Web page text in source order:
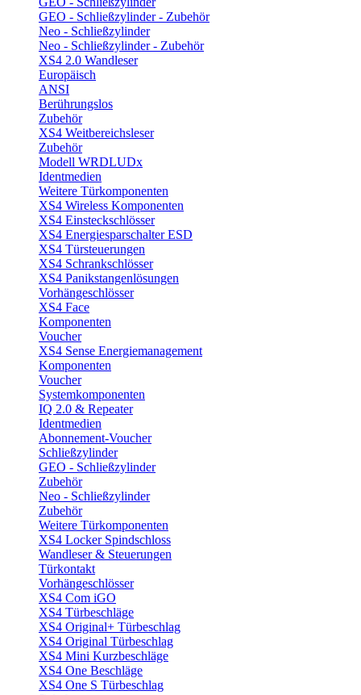
GEO - Schließzylinder - Zubehör
Neo - Schließzylinder
Neo - Schließzylinder - Zubehör
XS4 2.0 Wandleser
Europäisch
ANSI
Berührungslos
Zubehör
XS4 Weitbereichsleser
Zubehör
Modell WRDLUDx
Identmedien
Weitere Türkomponenten
XS4 Wireless Komponenten
XS4 Einsteckschlösser
XS4 Energiesparschalter ESD
XS4 Türsteuerungen
XS4 Schrankschlösser
XS4 Panikstangenlösungen
Vorhängeschlösser
XS4 Face
Komponenten
Voucher
XS4 Sense Energiemanagement
Komponenten
Voucher
Systemkomponenten
IQ 2.0 & Repeater
Identmedien
Abonnement-Voucher
Schließzylinder
GEO - Schließzylinder
Zubehör
Neo - Schließzylinder
Zubehör
Weitere Türkomponenten
XS4 Locker Spindschloss
Wandleser & Steuerungen
Türkontakt
Vorhängeschlösser
XS4 Com iGO
XS4 Türbeschläge
XS4 Original+ Türbeschlag
XS4 Original Türbeschlag
XS4 Mini Kurzbeschläge
XS4 One Beschläge
XS4 One S Türbeschlag